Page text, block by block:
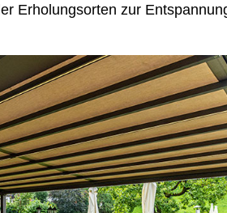
Erholungsorten zur